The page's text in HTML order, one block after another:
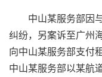
中山某服务部因与
纠纷，另案诉至广州
向中山某服务部支付
中山某服务部以某航